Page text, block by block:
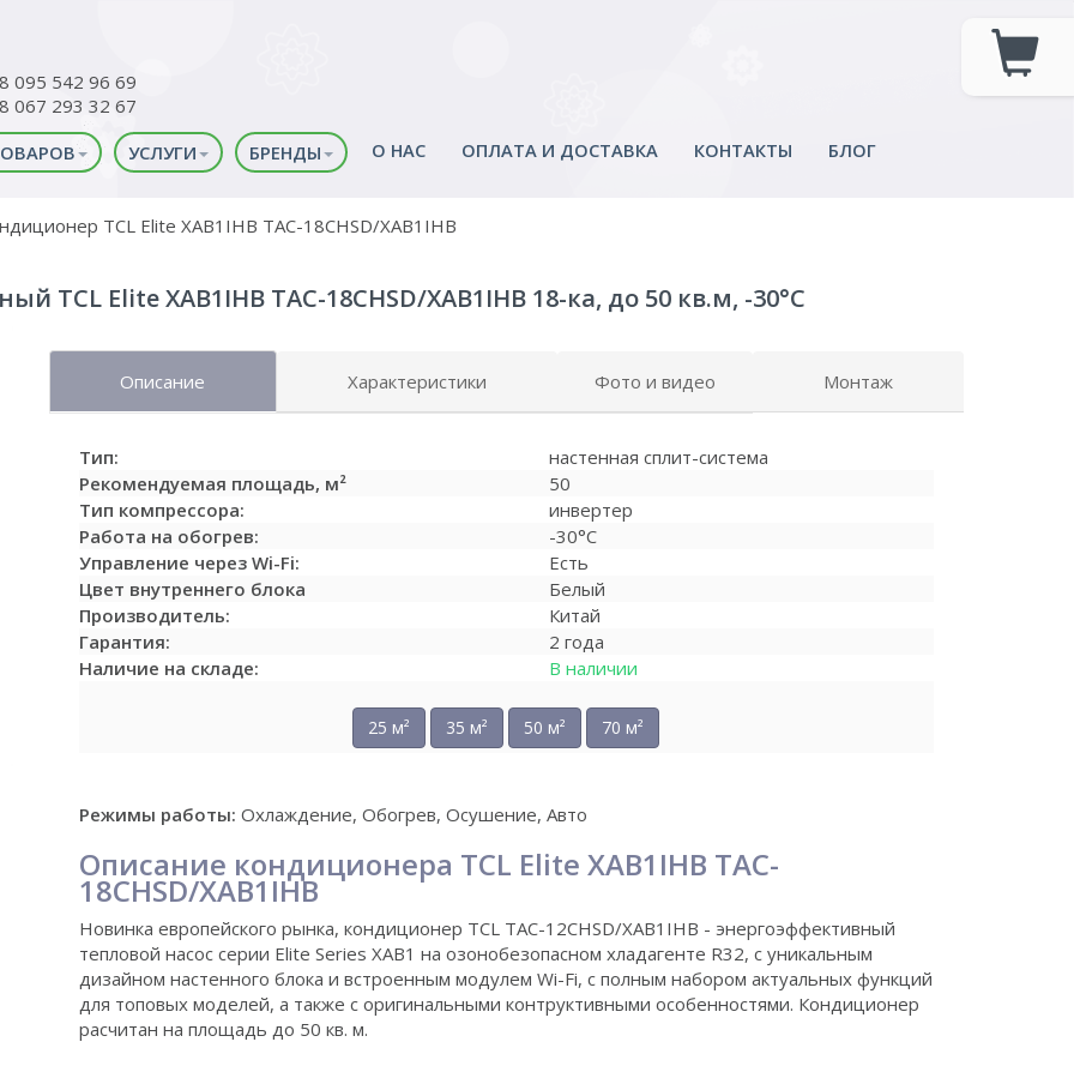
095 542 96 69
067 293 32 67
УСЛУГИ БРЕНДЫ О НАС ОПЛАТА И ДОСТАВКА КОНТАКТЫ БЛОГ
TCL Elite XAB1IHB TAC-18CHSD/XAB1IHB
TCL Elite XAB1IHB TAC-18CHSD/XAB1IHB 18-ка, до 50 кв.м, -30°C
Описание Характеристики Фото и видео Монтаж
Тип:
настенная сплит-система
Рекомендуемая площадь, м²
50
Тип компрессора:
инвертер
Работа на обогрев:
-30°C
Управление через Wi-Fi:
Есть
Цвет внутреннего блока
Белый
Производитель:
Китай
Гарантия:
2 года
Наличие на складе:
В наличии
25 м² 35 м² 50 м² 70 м²
Режимы работы: Охлаждение, Обогрев, Осушение, Авто
Описание кондиционера TCL Elite XAB1IHB TAC-
18CHSD/XAB1IHB
Новинка европейского рынка, кондиционер TCL TAC-12CHSD/XAB1IHB - энергоэффективный
тепловой насос серии Elite Series XAB1 на озонобезопасном хладагенте R32, с уникальным
дизайном настенного блока и встроенным модулем Wi-Fi, с полным набором актуальных функций
для топовых моделей, а также с оригинальными контруктивными особенностями. Кондиционер
расчитан на площадь до 50 кв. м.